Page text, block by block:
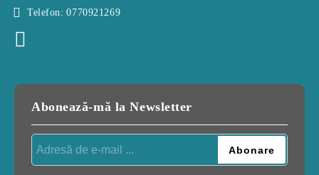
Telefon: 0770921269
Abonează-mă la Newsletter